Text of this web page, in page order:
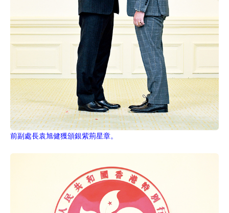
前副處長袁旭健獲頒銀紫荊星章。